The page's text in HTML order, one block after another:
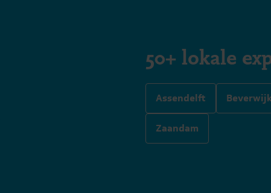
50+ lokale
Assendelft
Zaandam